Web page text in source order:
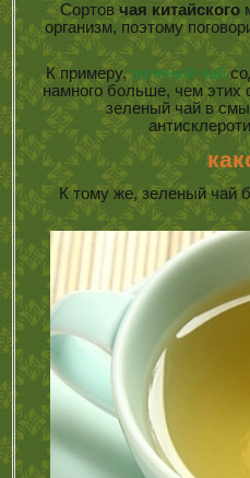
Сортов чая китайского
организм, поэтому
К примеру,зеленый чай
намного больше, чем этих
зеленый чай в
К тому же, зеленый чай